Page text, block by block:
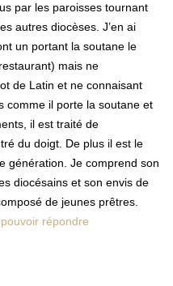
par les paroisses tournant
autres diocèses. J’en ai
un portant la soutane le
mais ne
de Latin et ne connaisant
comme il porte la soutane et
il est traité de
du doigt. De plus il est le
génération. Je comprend son
diocésains et son envis de
de jeunes prêtres.
répondre